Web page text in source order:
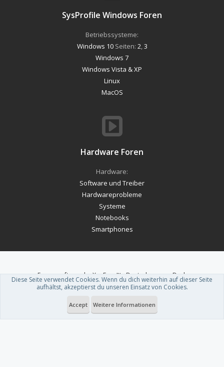
SysProfile Windows Foren
Betriebssysteme:
Windows 10Seiten: 2 3
Windows 7
Windows Vista & XP
Linux
MacOS
Hardware Foren
Hardware:
Software und Treiber
Hardwareprobleme
Systeme
Notebooks
Smartphones
Forum software by XenForo™-Deutsch von xenDach
Theme designed byThemeHouse .
Du betrachtest gerade: Geforce RTX 5060 (Ti): Nvidia gibt die Release-
Diese Seite verwendet Cookies. Wenn du dich weiterhin auf dieser Seite
aufhältst, akzeptierst du unseren Einsatz von Cookies.
Accept Weitere Informationen